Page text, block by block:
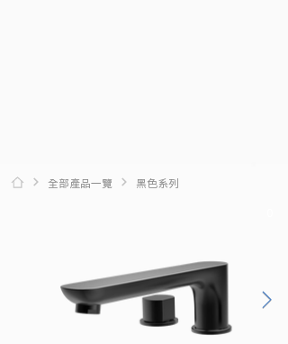
全部產品一覽 黑色系列